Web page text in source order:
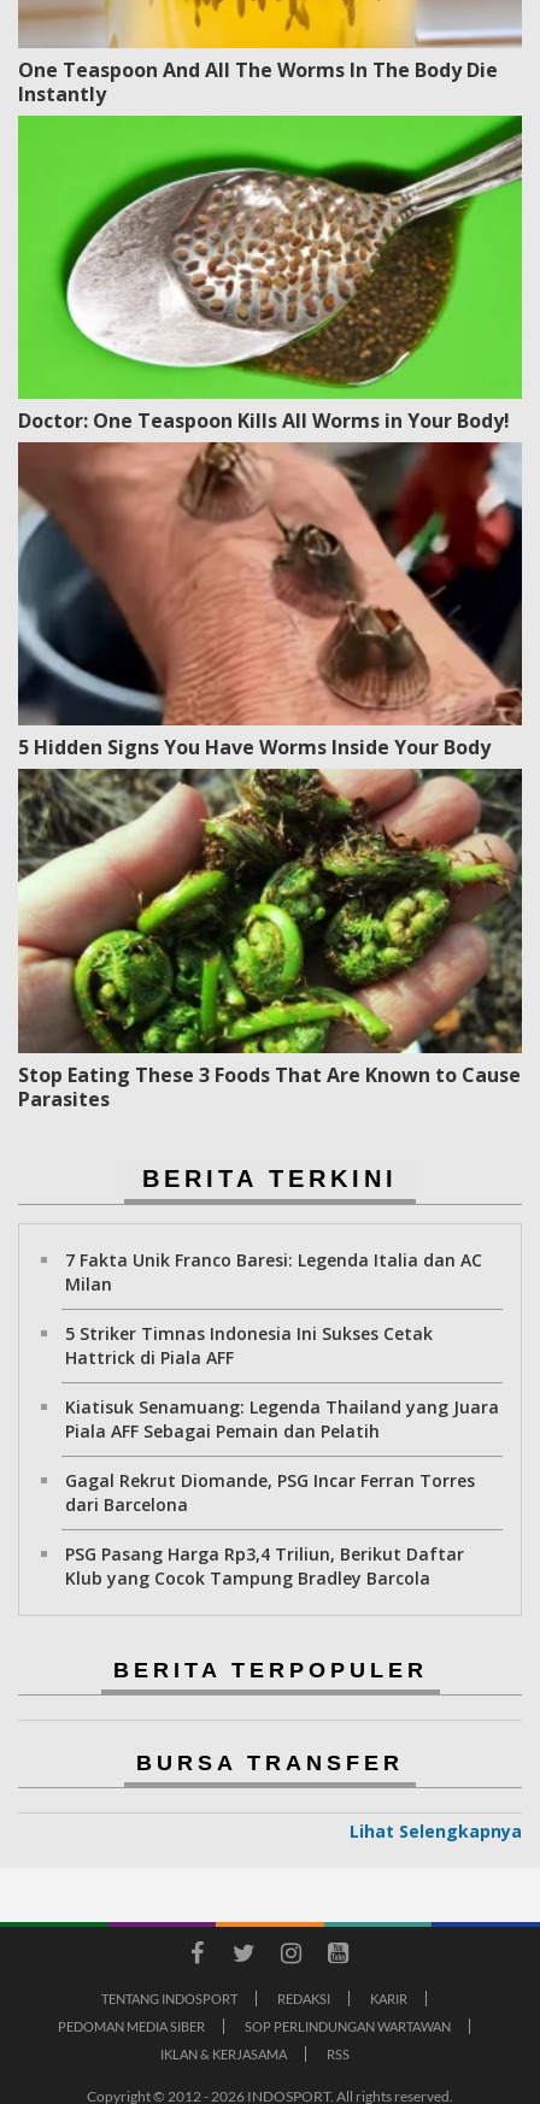
One Teaspoon And All The Worms In The Body Die
Instantly
Doctor: One Teaspoon Kills All Worms in Your Body!
5 Hidden Signs You Have Worms Inside Your Body
Stop Eating These 3 Foods That Are Known to Cause
Parasites
BERITA TERKINI
7 Fakta Unik Franco Baresi: Legenda Italia dan AC
Milan
5 Striker Timnas Indonesia Ini Sukses Cetak
Hattrick di Piala AFF
Kiatisuk Senamuang: Legenda Thailand yang Juara
Piala AFF Sebagai Pemain dan Pelatih
Gagal Rekrut Diomande, PSG Incar Ferran Torres
dari Barcelona
PSG Pasang Harga Rp3,4 Triliun, Berikut Daftar
Klub yang Cocok Tampung Bradley Barcola
BERITA TERPOPULER
BURSA TRANSFER
Lihat Selengkapnya
TENTANG INDOSPORT REDAKSI
KARIR
PEDOMAN MEDIA SIBER
SOP PERLINDUNGAN WARTAWAN
IKLAN & KERJASAMA
RSS
Copyright © 2012 - 2026 INDOSPORT. All rights reserved.